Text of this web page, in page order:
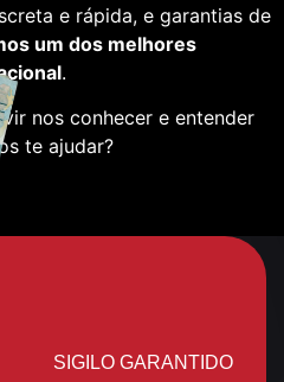
e rápida, e garantias de
um dos melhores
.
nos conhecer e entender
te ajudar?
SIGILO GARANTIDO